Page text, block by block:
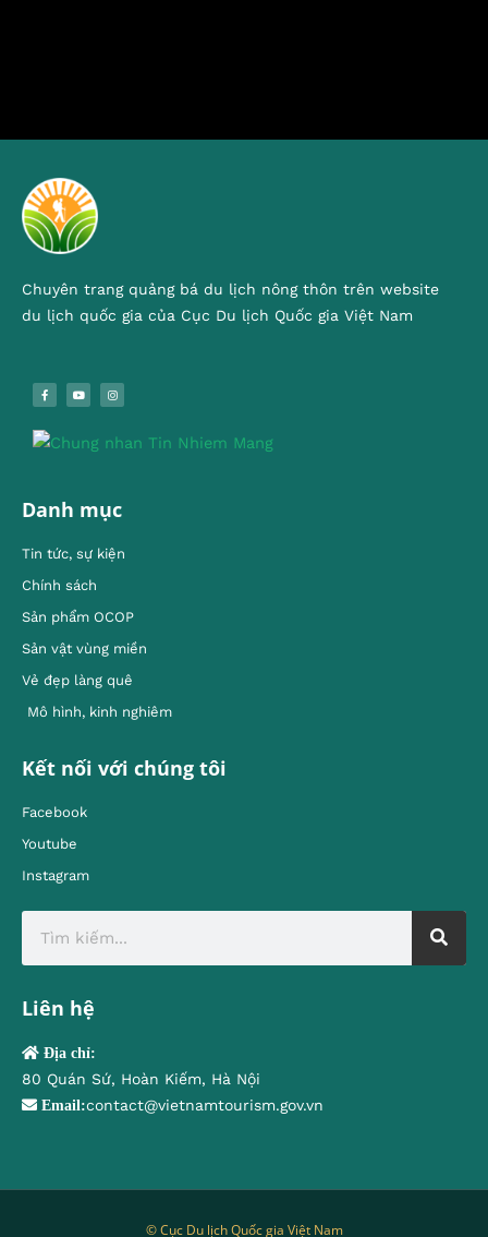
Chuyên trang quảng bá du lịch nông thôn trên website
du lịch quốc gia của Cục Du lịch Quốc gia Việt Nam
Danh mục
Tin tức, sự kiện
Chính sách
Sản phẩm OCOP
Sản vật vùng miền
Vẻ đẹp làng quê
Mô hình, kinh nghiêm
Kết nối với chúng tôi
Facebook
Youtube
Instagram
Liên hệ
Địa chỉ:
80 Quán Sứ, Hoàn Kiếm, Hà Nội
Email:contact@vietnamtourism.gov.vn
© Cục Du lịch Quốc gia Việt Nam